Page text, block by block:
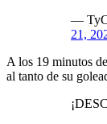
— TyC
21,
A los 19 minutos
al tanto de su